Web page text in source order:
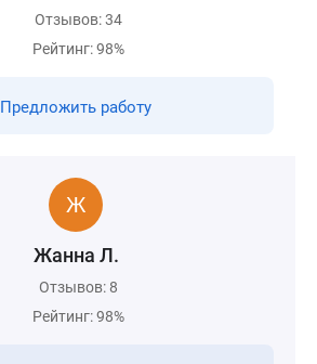
Отзывов: 34
Рейтинг: 98%
Предложить работу
Жанна Л.
Отзывов: 8
Рейтинг: 98%